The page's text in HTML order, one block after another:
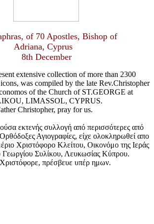
of 70 Apostles, Bishop of
Adriana, Cyprus
8th December
extensive collection of more than 2300
was compiled by the late Rev.Christopher
of the Church of ST.GEORGE at
LIMASSOL, CYPRUS.
Christopher, pray for us.
εκτενής συλλογή από περισσότερες από
Αγιογραφίες, είχε ολοκληρωθεί απο
Χριστόφορο Κλείτου, Οικονόμο της Ιεράς
Συλίκου, Λευκωσίας Κύπρου.
πρέσβευε υπέρ ημων.